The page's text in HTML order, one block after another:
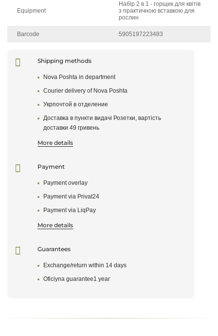
Equipment
Набір 2 в 1 - горщик для квітів
з практичною вставкою для
рослин
Barcode 5905197223483
Write a review
After your review passes moderation, it will appear on
the site
Rate the product
Shipping methods
Nova Poshta in department
Courier delivery of Nova Poshta
Укрпочтой в отделениe
Доставка в пункти видачі Розетки, вартість
доставки 49 гривень
More details
Payment
Payment overlay
Payment via Privat24
Payment via LiqPay
More details
Guarantees
Exchange/return within 14 days
Oficiyna guarantee1 year